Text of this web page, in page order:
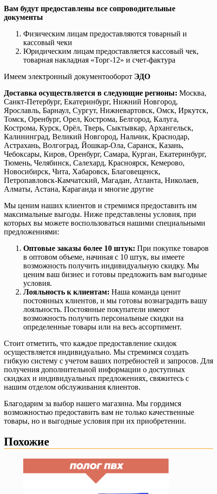
Вам будут предоставлены все сопроводительные
документы
Физическим лицам предоставляются товарный и
кассовый чеки
Юридическим лицам предоставляется кассовый чек,
товарная накладная «Торг-12» и счет-фактура
Имеем электронный документооборот ЭДО
Доставка осуществляется в следующие регионы: Москва,
Санкт-Петербург, Екатеринбург, Нижний Новгород,
Ярославль, Барнаул, Сургут, Нижневартовск, Омск, Иркутск,
Томск, Оренбург, Орел, Кострома, Белгород, Калуга,
Кострома, Курск, Орёл, Тверь, Сыктывкар, Архангельск,
Калининград, Великий Новгород, Нальчик, Краснодар,
Астрахань, Волгоград, Йошкар-Ола, Саранск, Казань,
Чебоксары, Киров, Оренбург, Самара, Курган, Екатеринбург,
Тюмень, Челябинск, Салехард, Красноярск, Кемерово,
Новосибирск, Чита, Хабаровск, Благовещенск,
Петропавловск-Камчатский, Магадан, Атланта, Николаев,
Алматы, Астана, Караганда и многие другие
Мы ценим наших клиентов и стремимся предоставить им
максимальные выгоды. Ниже представлены условия, при
которых вы можете воспользоваться нашими специальными
предложениями:
Оптовые заказы более 10 штук: При покупке товаров
в оптовом объеме, начиная с 10 штук, вы имеете
возможность получить индивидуальную скидку. Мы
ценим ваш бизнес и готовы предложить вам выгодные
условия.
Лояльность к клиентам: Наша команда ценит
постоянных клиентов, и мы готовы вознаградить вашу
лояльность. Постоянные покупатели имеют
возможность получить персональные скидки на
определенные товары или на весь ассортимент.
Стоит отметить, что каждое предоставление скидок
осуществляется индивидуально. Мы стремимся создать
гибкую систему с учетом ваших потребностей и запросов. Для
получения дополнительной информации о доступных
скидках и индивидуальных предложениях, свяжитесь с
нашим отделом обслуживания клиентов.
Благодарим за выбор нашего магазина. Мы гордимся
возможностью предоставить вам не только качественные
товары, но и выгодные условия при их приобретении.
Похожие